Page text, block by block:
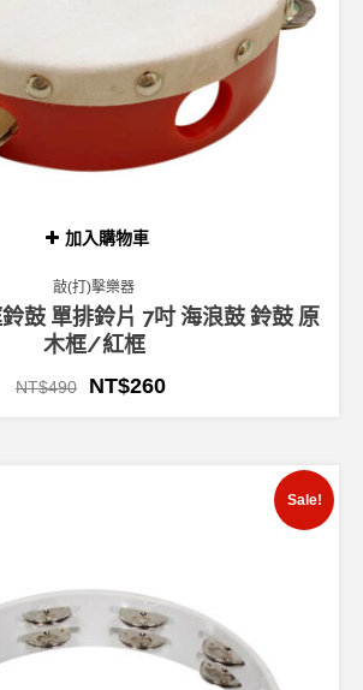
加入購物車
敲(打)擊樂器
鼓 單排鈴片 7吋 海浪鼓 鈴鼓 原
木框/紅框
NT$490 NT$260
Sale!